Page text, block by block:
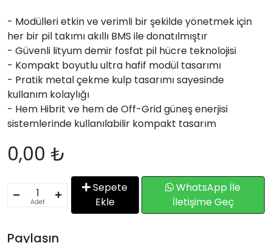
- Modülleri etkin ve verimli bir şekilde yönetmek için
her bir pil takımı akıllı BMS ile donatılmıştır
- Güvenli lityum demir fosfat pil hücre teknolojisi
- Kompakt boyutlu ultra hafif modül tasarımı
- Pratik metal çekme kulp tasarımı sayesinde
kullanım kolaylığı
- Hem Hibrit ve hem de Off-Grid güneş enerjisi
sistemlerinde kullanılabilir kompakt tasarım
0,00 ₺
Adet
Sepete
Ekle
WhatsApp İle
İletişime Geç
Paylaşın